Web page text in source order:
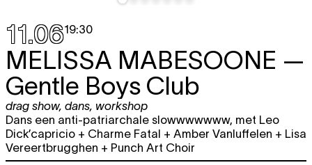
11.0619:30
MELISSA MABESOONE —
Gentle Boys Club
drag show, dans, workshop
Dans een anti-patriarchale slowwwwwww, met Leo
Dick’capricio + Charme Fatal + Amber Vanluffelen + Lisa
Vereertbrugghen + Punch Art Choir